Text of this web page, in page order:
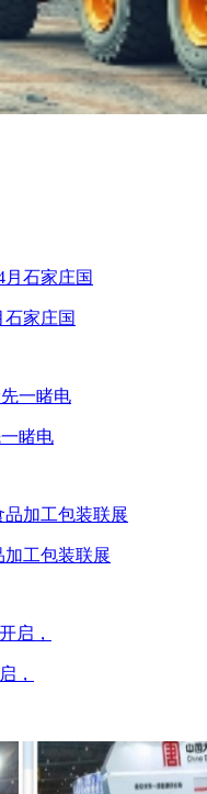
石家庄国
睹电
工包装联展
，